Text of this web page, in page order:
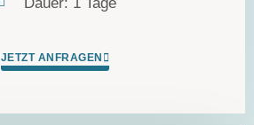
JETZT ANFRAGEN